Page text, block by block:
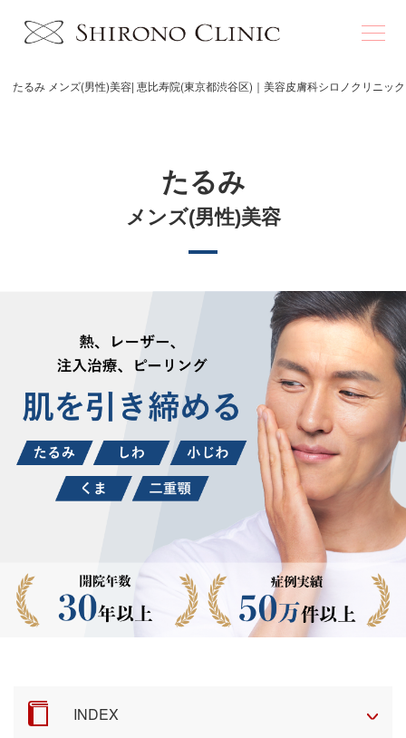
たるみ メンズ(男性)美容| 恵比寿院(東京都渋谷区)｜美容皮膚科シロノクリニック
たるみ
メンズ(男性)美容
INDEX